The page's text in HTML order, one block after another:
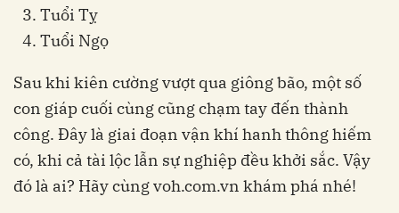
Tuổi Tỵ
Tuổi Ngọ
Sau khi kiên cường vượt qua giông bão, một số
con giáp cuối cùng cũng chạm tay đến thành
công. Đây là giai đoạn vận khí hanh thông hiếm
có, khi cả tài lộc lẫn sự nghiệp đều khởi sắc. Vậy
đó là ai? Hãy cùng voh.com.vn khám phá nhé!